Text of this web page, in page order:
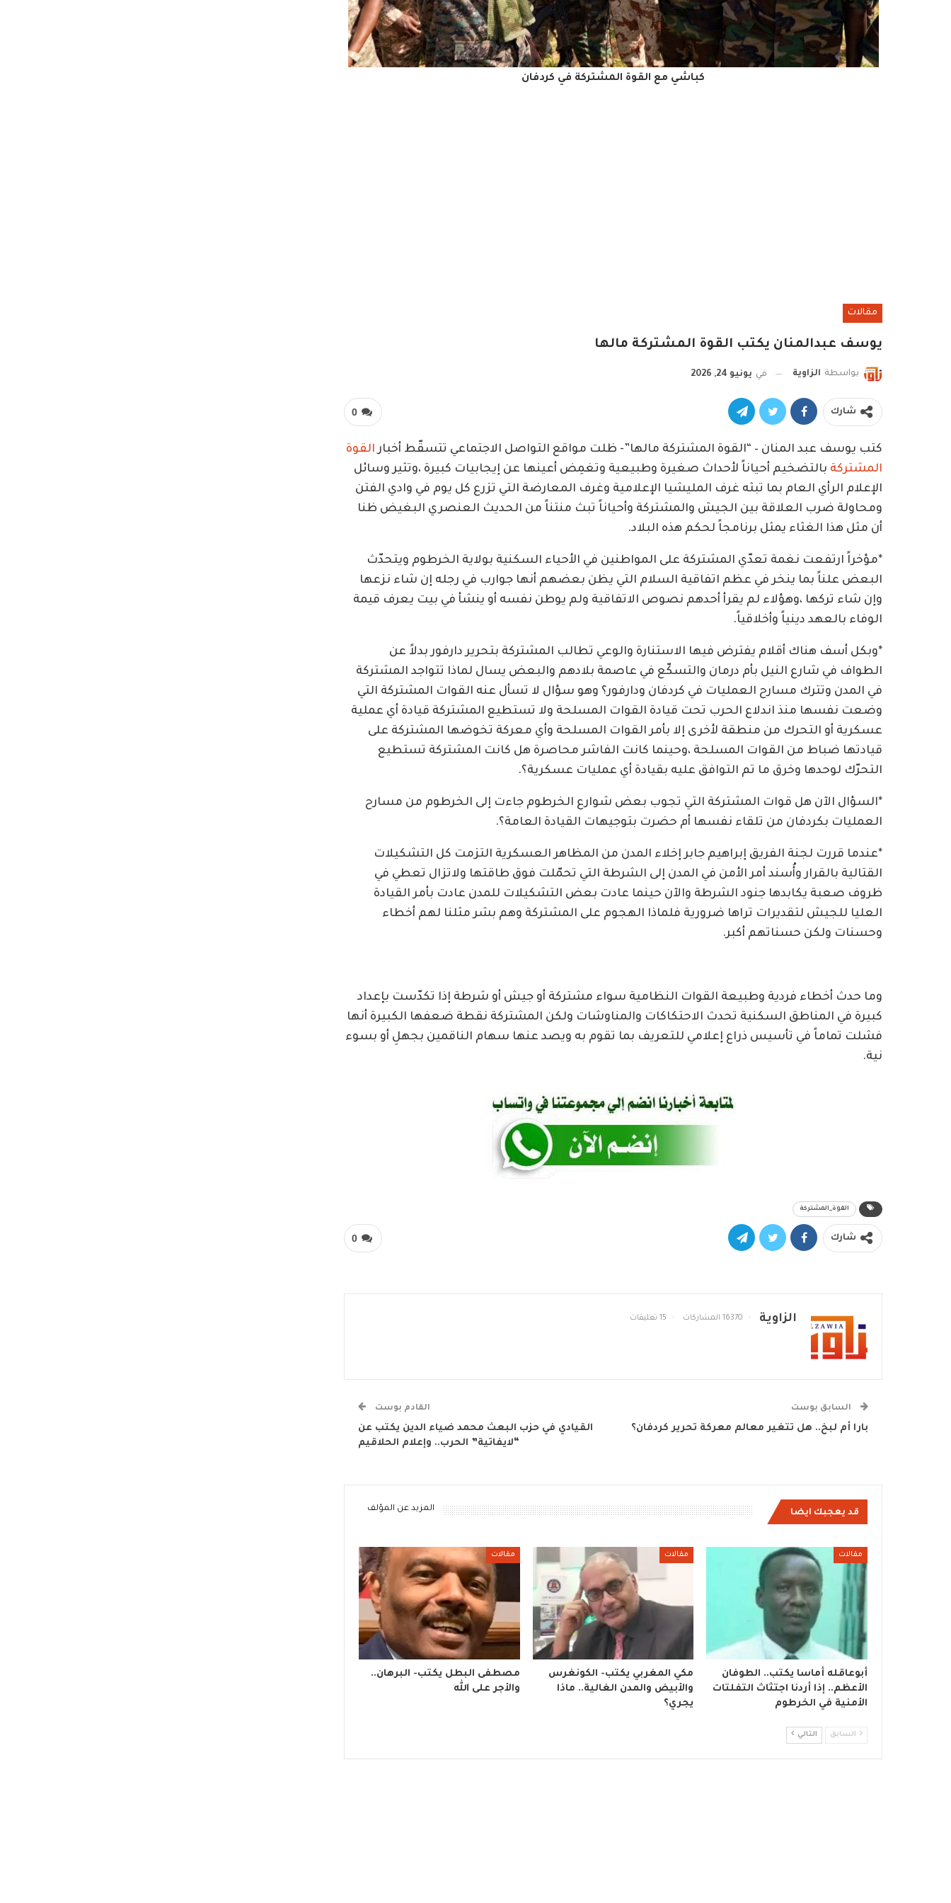
كباشي مع القوة المشتركة في كردفان
مقالات
يوسف عبدالمنان يكتب القوة المشتركة مالها
بواسطة الزاوية في يونيو 24, 2026
0 شارك
كتب يوسف عبد المنان – “القوة المشتركة مالها”- ظلت مواقع التواصل الاجتماعي تتسقّط أخبارالقوة
المشتركة بالتضخيم أحياناً لأحداث صغيرة وطبيعية وتغمِض أعينها عن إيجابيات كبيرة ،وتثير وسائل
الإعلام الرأي العام بما تبثه غرف المليشيا الإعلامية وغرف المعارضة التي تزرع كل يوم في وادي الفتن
ومحاولة ضرب العلاقة بين الجيش والمشتركة وأحياناً تبث منتناً من الحديث العنصري البغيض ظنا
أن مثل هذا الغثاء يمثل برنامجاً لحكم هذه البلاد.
*مؤخراً ارتفعت نغمة تعدّي المشتركة على المواطنين في الأحياء السكنية بولاية الخرطوم ويتحدّث
البعض علناً بما ينخر في عظم اتفاقية السلام التي يظن بعضهم أنها جوارب في رجله إن شاء نزعها
وإن شاء تركها ،وهؤلاء لم يقرأ أحدهم نصوص الاتفاقية ولم يوطن نفسه أو ينشأ في بيت يعرف قيمة
الوفاء بالعهد دينياً وأخلاقياً.
*وبكل أسف هناك أقلام يفترض فيها الاستنارة والوعي تطالب المشتركة بتحرير دارفور بدلاً عن
الطواف في شارع النيل بأم درمان والتسكّع في عاصمة بلادهم والبعض يسال لماذا تتواجد المشتركة
في المدن وتترك مسارح العمليات في كردفان ودارفور؟ وهو سؤال لا تسأل عنه القوات المشتركة التي
وضعت نفسها منذ اندلاع الحرب تحت قيادة القوات المسلحة ولا تستطيع المشتركة قيادة أي عملية
عسكرية أو التحرك من منطقة لأخرى إلا بأمر القوات المسلحة وأي معركة تخوضها المشتركة على
قيادتها ضباط من القوات المسلحة ،وحينما كانت الفاشر محاصرة هل كانت المشتركة تستطيع
التحرّك لوحدها وخرق ما تم التوافق عليه بقيادة أي عمليات عسكرية؟.
*السؤال الآن هل قوات المشتركة التي تجوب بعض شوارع الخرطوم جاءت إلى الخرطوم من مسارح
العمليات بكردفان من تلقاء نفسها أم حضرت بتوجيهات القيادة العامة؟.
*عندما قررت لجنة الفريق إبراهيم جابر إخلاء المدن من المظاهر العسكرية التزمت كل التشكيلات
القتالية بالقرار وأُسند أمر الأمن في المدن إلى الشرطة التي تحمّلت فوق طاقتها ولاتزال تعطي في
ظروف صعبة يكابدها جنود الشرطة والآن حينما عادت بعض التشكيلات للمدن عادت بأمر القيادة
العليا للجيش لتقديرات تراها ضرورية فلماذا الهجوم على المشتركة وهم بشر مثلنا لهم أخطاء
وحسنات ولكن حسناتهم أكبر.
وما حدث أخطاء فردية وطبيعة القوات النظامية سواء مشتركة أو جيش أو شرطة إذا تكدّست بإعداد
كبيرة في المناطق السكنية تحدث الاحتكاكات والمناوشات ولكن المشتركة نقطة ضعفها الكبيرة أنها
فشلت تماماً في تأسيس ذراع إعلامي للتعريف بما تقوم به ويصد عنها سهام الناقمين بجهلِ أو بسوء
نية.
القوة_المشتركة
0 شارك
الزاوية 16370 المشاركات 15 تعليقات
السابق بوست
بارا أم لبخ.. هل تتغير معالم معركة تحرير كردفان؟
القادم بوست
القيادي في حزب البعث محمد ضياء الدين يكتب عن
“لايفاتية” الحرب.. وإعلام الحلاقيم
قد يعجبك ايضا المزيد عن المؤلف
مقالات
أبوعاقله أماسا يكتب.. الطوفان
الأعظم.. إذا أردنا اجتثاث التفلتات
الأمنية في الخرطوم
مقالات
مكي المغربي يكتب- الكونغرس
والأبيض والمدن الغالية.. ماذا
يجري؟
مقالات
مصطفى البطل يكتب- البرهان..
والأجر على الله
السابق التالي